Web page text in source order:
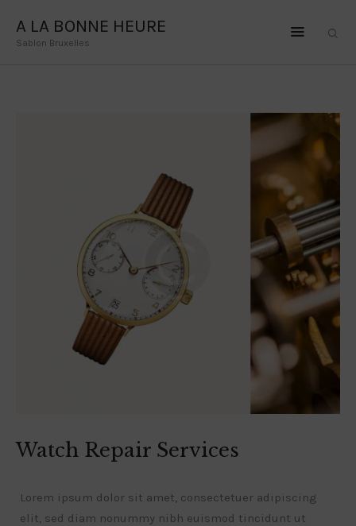
A LA BONNE HEURE
Sablon Bruxelles
LA BRUNE ET LA
BLONDE
DODO JEWELRY
CONTACT
Watch Repair Services
Lorem ipsum dolor sit amet, consectetuer adipiscing
elit, sed diam nonummy nibh euismod tincidunt ut